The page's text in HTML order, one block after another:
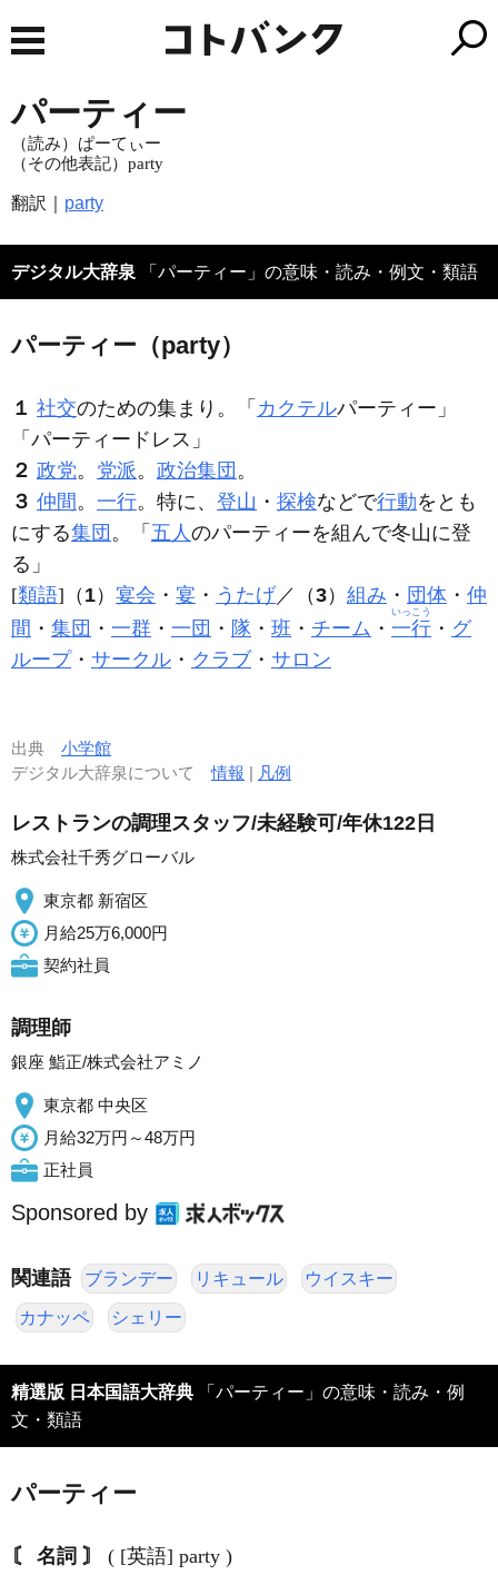
パーティー
（読み）ぱーてぃー
（その他表記）party
翻訳｜ party
デジタル大辞泉 「パーティー」の意味・読み・例文・類語
パーティー（party）
１ 社交のための集まり。「 カクテルパーティー 」
「 パーティー ドレス」
２ 政党。 党派。 政治集団 。
３ 仲間。 一行。特に、 登山 ・ 探検などで行動をとも
にする集団 。「 五人のパーティーを組んで冬山に登
る」
[類語]（ 1） 宴会 ・ 宴 ・ うたげ／（3） 組み ・ 団体 ・ 仲
間 ・ 集団 ・ 一群 ・ 一団 ・ 隊 ・ 班 ・ チーム ・ 一行
いっこう
・ グ
ループ・ サークル ・ クラブ ・ サロン
出典 小学館
デジタル大辞泉について情報 | 凡例
レストランの調理スタッフ/未経験可/年休122日
株式会社千秀グローバル
東京都 新宿区
月給25万6,000円
契約社員
調理師
銀座 鮨正/株式会社アミノ
東京都 中央区
月給32万円～48万円
正社員
Sponsored by
関連語 ブランデー リキュール ウイスキー
カナッペ シェリー
精選版 日本国語大辞典
文・類語
パーティー
〘 名詞 〙
( [英語] party )